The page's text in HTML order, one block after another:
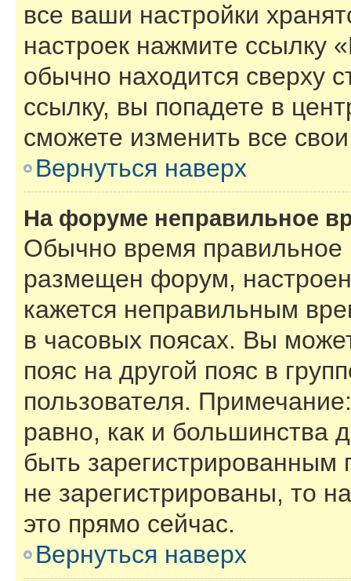
все ваши настройки
настроек нажмите ссылку
обычно находится сверху
ссылку, вы попадете в
сможете изменить все
Вернуться наверх
На форуме неправильное
Обычно время правильное
размещен форум,
кажется неправильным
в часовых поясах. Вы
пояс на другой пояс в
пользователя.
равно, как и большинства
быть
не зарегистрированы, то
это прямо сейчас.
Вернуться наверх